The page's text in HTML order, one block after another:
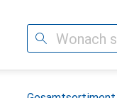
Suche